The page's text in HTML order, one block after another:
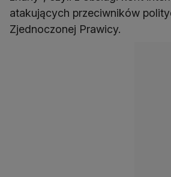
atakujących przeciwników
Zjednoczonej Prawicy.